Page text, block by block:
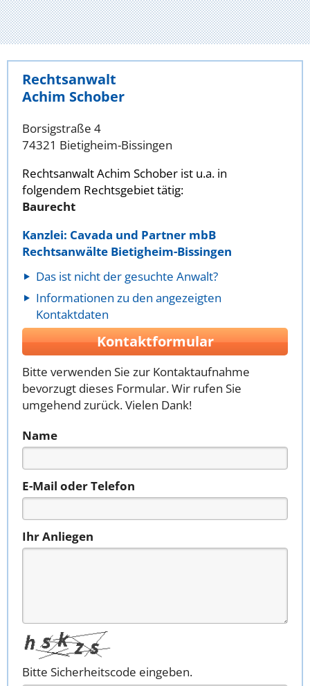
Rechtsanwalt
Achim Schober
Borsigstraße 4
74321 Bietigheim-Bissingen
Rechtsanwalt Achim Schober ist u.a. in
folgendem Rechtsgebiet tätig:
Baurecht
Kanzlei: Cavada und Partner mbB
Rechtsanwälte Bietigheim-Bissingen
Das ist nicht der gesuchte Anwalt?
Informationen zu den angezeigten
Kontaktdaten
Kontaktformular
Bitte verwenden Sie zur Kontaktaufnahme
bevorzugt dieses Formular. Wir rufen Sie
umgehend zurück. Vielen Dank!
Name
E-Mail oder Telefon
Ihr Anliegen
Bitte Sicherheitscode eingeben.